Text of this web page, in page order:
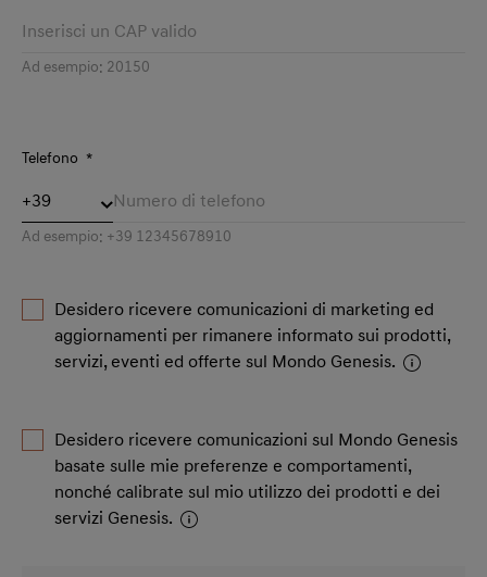
Ad esempio: 20150
Telefono *
Ad esempio: +39 12345678910
Desidero ricevere comunicazioni di marketing ed
aggiornamenti per rimanere informato sui prodotti,
servizi, eventi ed offerte sul Mondo Genesis.
Desidero ricevere comunicazioni sul Mondo Genesis
basate sulle mie preferenze e comportamenti,
nonché calibrate sul mio utilizzo dei prodotti e dei
servizi Genesis.